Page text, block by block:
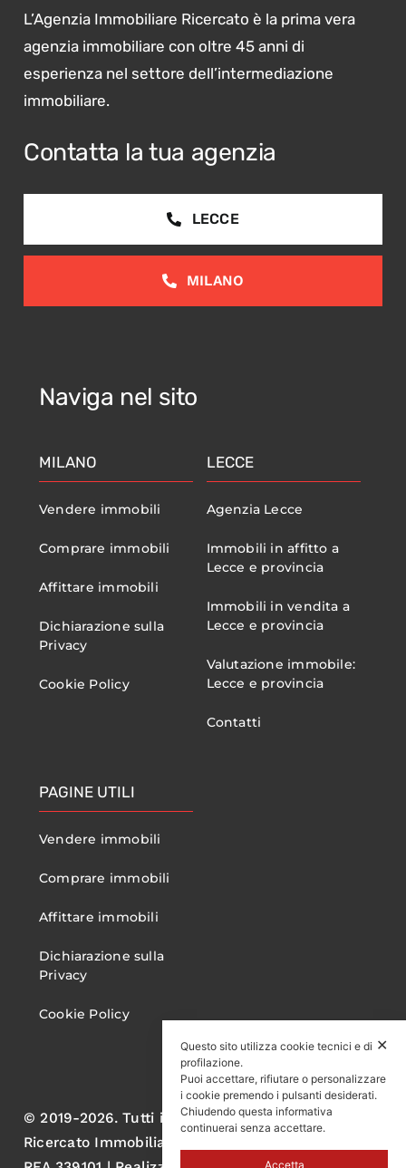
L’Agenzia Immobiliare Ricercato è la prima vera
agenzia immobiliare con oltre 45 anni di
esperienza nel settore dell’intermediazione
immobiliare.
Contatta la tua agenzia
LECCE
MILANO
Naviga nel sito
MILANO
Vendere immobili
Comprare immobili
Affittare immobili
Dichiarazione sulla
Privacy
Cookie Policy
LECCE
Agenzia Lecce
Immobili in affitto a
Lecce e provincia
Immobili in vendita a
Lecce e provincia
Valutazione immobile:
Lecce e provincia
Contatti
PAGINE UTILI
Vendere immobili
Comprare immobili
Affittare immobili
Dichiarazione sulla
Privacy
Cookie Policy
© 2019-2026. Tutti i diritti sono riservati. Gruppo
Ricercato Immobiliare S.r.l. P.IVA 05060570750
✕
Questo sito utilizza cookie tecnici e di
profilazione.
Puoi accettare, rifiutare o personalizzare
i cookie premendo i pulsanti desiderati.
Chiudendo questa informativa
continuerai senza accettare.
Accetta